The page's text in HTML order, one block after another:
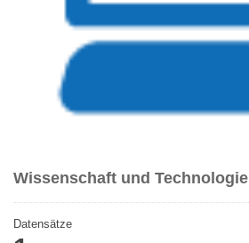
Wissenschaft und Technologie
Datensätze